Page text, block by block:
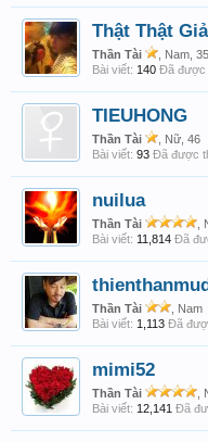
Thật Thật
Thần Tài , Nam, 35,
Bài viết: 140 Đã được
TIEUHONG
Thần Tài
, Nữ, 46
Bài viết: 93 Đã được
nuilua
Thần Tài ,
Bài viết: 11,814 Đã
Thần Tài
, Nam
Bài viết: 1,113 Đã
mimi52
Thần Tài
Bài viết: 12,141 Đã